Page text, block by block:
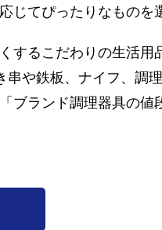
てぴったりなものを
るこだわりの生活
や鉄板、ナイフ、調
ランド調理器具の